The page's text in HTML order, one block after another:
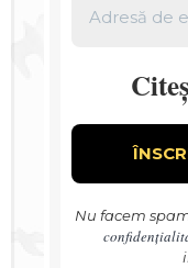
Nu facem